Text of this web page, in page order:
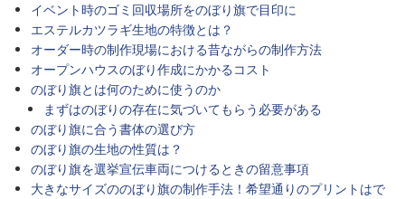
イベント時のゴミ回収場所をのぼり旗で目印に
エステルカツラギ生地の特徴とは？
オーダー時の制作現場における昔ながらの制作方法
オープンハウスのぼり作成にかかるコスト
のぼり旗とは何のために使うのか
まずはのぼりの存在に気づいてもらう必要がある
のぼり旗に合う書体の選び方
のぼり旗の生地の性質は？
のぼり旗を選挙宣伝車両につけるときの留意事項
大きなサイズののぼり旗の制作手法！希望通りのプリントはで